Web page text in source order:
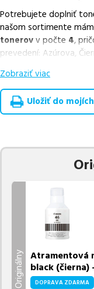
Potrebujete doplniť
našom sortimente
tonerovv počte 4,
prevedení: Azúrova,
Z uvedeného množstva
náplnev počte4ks.
Celá táto certifikovaná
Vieme, že pri nákupe
dispozícii na odoslanie.
ponuke 4 ks tonerov,
Ak si pri výbere nie ste
najvhodnejšie, alebo
nás kedykoľvek obrátiť
sme vám pomohli
Zobraziť viac
Uložiť do
Originálny Atramentová
black (čierna)
DOPRAVA ZDARMA